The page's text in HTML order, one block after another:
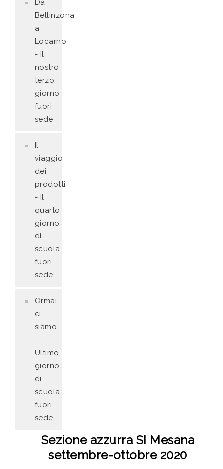
Da
Bellinzona
a
Locarno
- Il
nostro
terzo
giorno
fuori
sede
Il
viaggio
dei
prodotti
- Il
quarto
giorno
di
scuola
fuori
sede
Ormai
ci
siamo
-
Ultimo
giorno
di
scuola
fuori
sede
Sezione azzurra SI Mesana
settembre-ottobre 2020